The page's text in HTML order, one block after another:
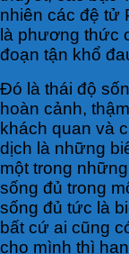
nhiên các đệ tử
là phương thức
đoạn tận khổ
Đó là thái độ
hoàn cảnh,
khách quan và
dịch là những
một trong
sống đủ trong
sống đủ tức là
bất cứ ai cũng
cho mình thì